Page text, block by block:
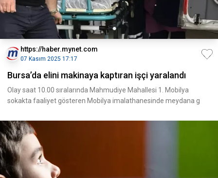
https://haber.mynet.com
07 Kasım 2025 17:17
Bursa’da elini makinaya kaptıran işçi yaralandı
Olay saat 10.00 sıralarında Mahmudiye Mahallesi 1. Mobilya
sokakta faaliyet gösteren Mobilya imalathanesinde meydana g